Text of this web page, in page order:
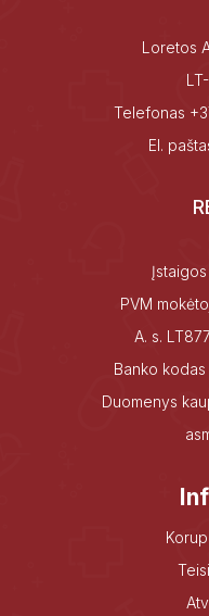
Loretos
Telefonas
El.
PVM
A. s.
Banko
Duomenys